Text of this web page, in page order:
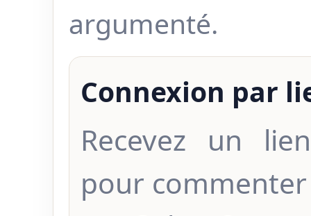
argumenté.
Connexion par
Recevez un
pour